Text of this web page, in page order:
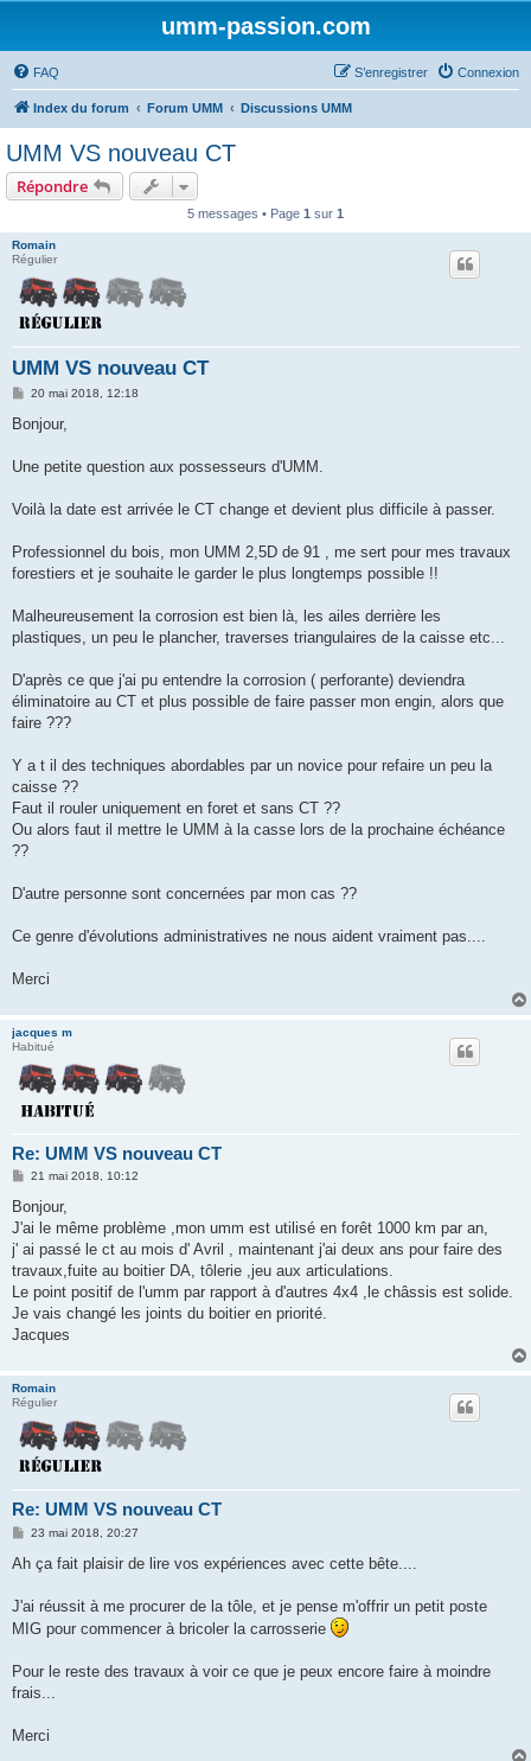
umm-passion.com
FAQ Connexion
S’enregistrer
Index du forum Forum UMM Discussions UMM
UMM VS nouveau CT
Répondre
5 messages • Page 1 sur 1
Romain
Régulier
UMM VS nouveau CT
M
s
g
20 mai 2018, 12:18
Bonjour,
Une petite question aux possesseurs d'UMM.
Voilà la date est arrivée le CT change et devient plus difficile à passer.
Professionnel du bois, mon UMM 2,5D de 91 , me sert pour mes travaux
forestiers et je souhaite le garder le plus longtemps possible !!
Malheureusement la corrosion est bien là, les ailes derrière les
plastiques, un peu le plancher, traverses triangulaires de la caisse etc...
D'après ce que j'ai pu entendre la corrosion ( perforante) deviendra
éliminatoire au CT et plus possible de faire passer mon engin, alors que
faire ???
Y a t il des techniques abordables par un novice pour refaire un peu la
caisse ??
Faut il rouler uniquement en foret et sans CT ??
Ou alors faut il mettre le UMM à la casse lors de la prochaine échéance
??
D'autre personne sont concernées par mon cas ??
Ce genre d'évolutions administratives ne nous aident vraiment pas....
Merci
jacques m
Habitué
Re: UMM VS nouveau CT
M
s
a
g
21 mai 2018, 10:12
Bonjour,
J'ai le même problème ,mon umm est utilisé en forêt 1000 km par an,
j' ai passé le ct au mois d' Avril , maintenant j'ai deux ans pour faire des
travaux,fuite au boitier DA, tôlerie ,jeu aux articulations.
Le point positif de l'umm par rapport à d'autres 4x4 ,le châssis est solide.
Je vais changé les joints du boitier en priorité.
Jacques
Romain
Régulier
Re: UMM VS nouveau CT
M
s
g
23 mai 2018, 20:27
Ah ça fait plaisir de lire vos expériences avec cette bête....
J'ai réussit à me procurer de la tôle, et je pense m'offrir un petit poste
MIG pour commencer à bricoler la carrosserie
Pour le reste des travaux à voir ce que je peux encore faire à moindre
frais...
Merci